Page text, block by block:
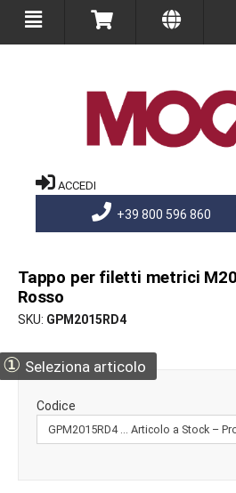
ACCEDI
+39 800 596 860
Tappo per filetti metrici
Rosso
SKU GPM2015RD4
① Seleziona articolo
Codice